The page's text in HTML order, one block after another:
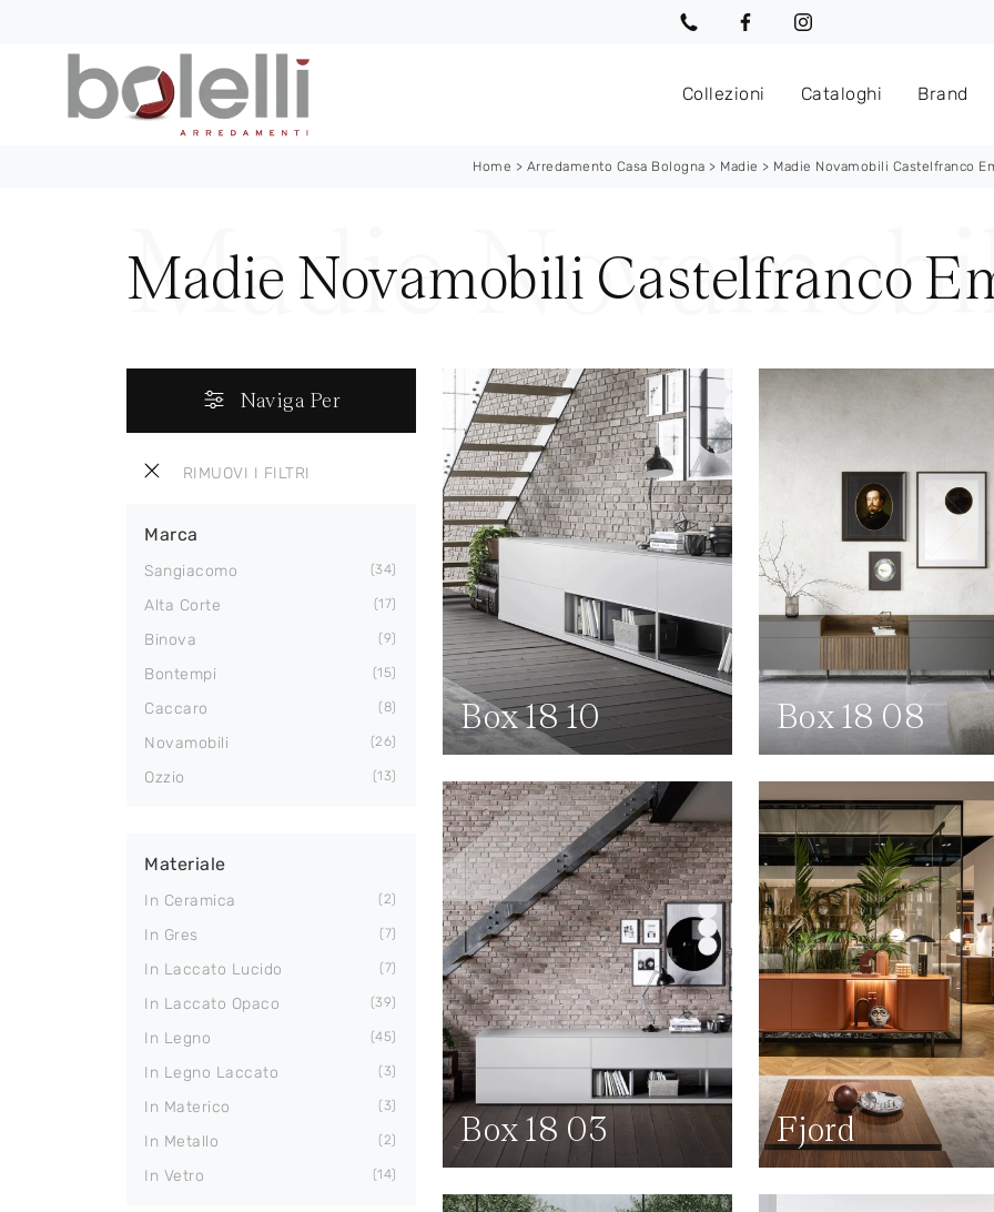
Collezioni Cataloghi Brand
Home > Arredamento Casa Bologna > Madie > Madie Novamobili Castelfranco
Madie Novamobili Castelfranco
Naviga Per
RIMUOVI I FILTRI
Marca
Sangiacomo 34
Alta Corte 17
Binova 9
Bontempi 15
Caccaro 8
Novamobili 26
Ozzio 13
Materiale
In Ceramica 2
In Gres 7
In Laccato Lucido 7
In Laccato Opaco 39
In Legno 45
In Legno Laccato 3
In Materico 3
In Metallo 2
In Vetro 14
Box 18 10 Box 18 08
Box 18 03 Fjord